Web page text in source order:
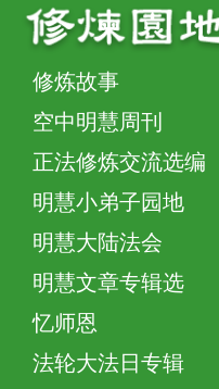
修炼故事
空中明慧周刊
正法修炼交流选编
明慧小弟子园地
明慧大陆法会
明慧文章专辑选
忆师恩
法轮大法日专辑